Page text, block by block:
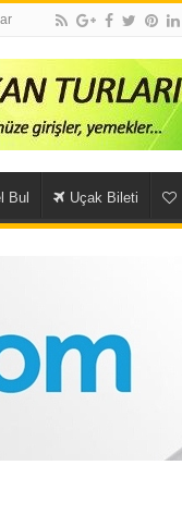
Bul Uçak Bileti